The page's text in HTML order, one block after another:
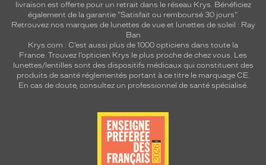
livraison est offerte pour un retrait dans le réseau Krys. Bénéficiez
également de la garantie "Satisfait ou remboursé 30 jours".
Retrouvez nos marques de lunettes de vue et lunettes de soleil : Ray
Ban
Krys.com : C’est aussi plus de 1000 opticiens dans toute la
France. Trouvez l’opticien Krys le plus proche de chez vous. Les
lunettes/lentilles sont des dispositifs médicaux qui constituent des
produits de santé réglementés portant à ce titre le marquage CE.
En cas de doute, consultez un professionnel de santé spécialisé.